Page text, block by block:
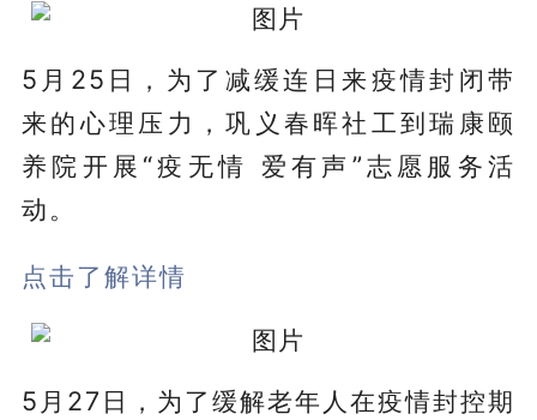
5月25日，为了减缓连日来疫情封闭带
来的心理压力，巩义春晖社工到瑞康颐
养院开展“疫无情 爱有声”志愿服务活
动。
点击了解详情
5月27日，为了缓解老年人在疫情封控期